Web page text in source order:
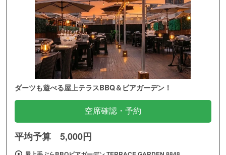
ダーツも遊べる屋上テラスBBQ＆ビアガーデン！
空席確認・予約
平均予算 5,000円